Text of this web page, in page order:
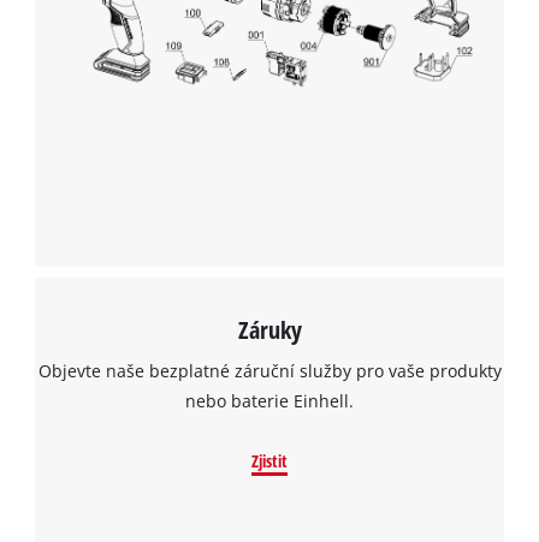
Záruky
Objevte naše bezplatné záruční služby pro vaše produkty
nebo baterie Einhell.
Zjistit